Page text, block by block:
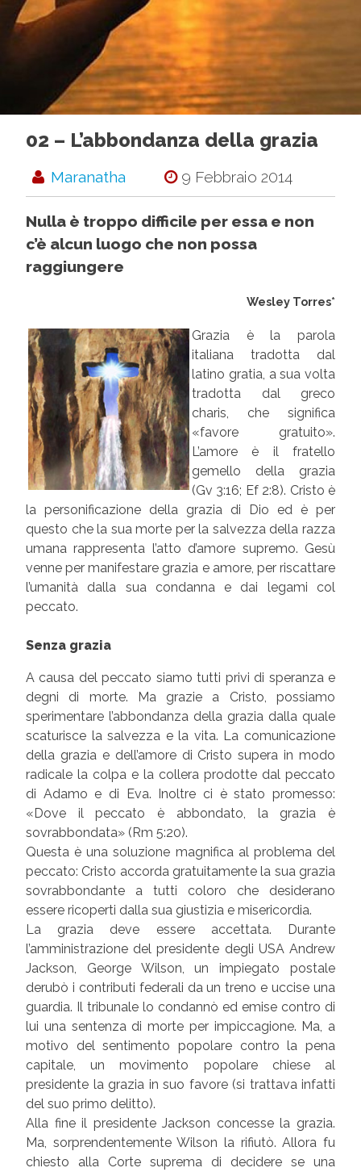
02 – L’abbondanza della grazia
Maranatha 9 Febbraio 2014
Nulla è troppo difficile per essa e non
c’è alcun luogo che non possa
raggiungere
Wesley Torres*
Grazia è la parola
italiana tradotta dal
latino gratia, a sua volta
tradotta dal greco
charis, che significa
«favore gratuito».
L’amore è il fratello
gemello della grazia
(Gv 3:16; Ef 2:8). Cristo è
la personificazione della grazia di Dio ed è per
questo che la sua morte per la salvezza della razza
umana rappresenta l’atto d’amore supremo. Gesù
venne per manifestare grazia e amore, per riscattare
l’umanità dalla sua condanna e dai legami col
peccato.
Senza grazia
A causa del peccato siamo tutti privi di speranza e
degni di morte. Ma grazie a Cristo, possiamo
sperimentare l’abbondanza della grazia dalla quale
scaturisce la salvezza e la vita. La comunicazione
della grazia e dell’amore di Cristo supera in modo
radicale la colpa e la collera prodotte dal peccato
di Adamo e di Eva. Inoltre ci è stato promesso:
«Dove il peccato è abbondato, la grazia è
sovrabbondata» (Rm 5:20).
Questa è una soluzione magnifica al problema del
peccato: Cristo accorda gratuitamente la sua grazia
sovrabbondante a tutti coloro che desiderano
essere ricoperti dalla sua giustizia e misericordia.
La grazia deve essere accettata. Durante
l’amministrazione del presidente degli USA Andrew
Jackson, George Wilson, un impiegato postale
derubò i contributi federali da un treno e uccise una
guardia. Il tribunale lo condannò ed emise contro di
lui una sentenza di morte per impiccagione. Ma, a
motivo del sentimento popolare contro la pena
capitale, un movimento popolare chiese al
presidente la grazia in suo favore (si trattava infatti
del suo primo delitto).
Alla fine il presidente Jackson concesse la grazia.
Ma, sorprendentemente Wilson la rifiutò. Allora fu
chiesto alla Corte suprema di decidere se una